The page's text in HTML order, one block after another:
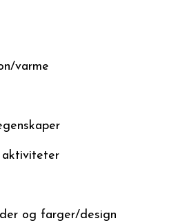
varme
aktiviteter
og farger/design